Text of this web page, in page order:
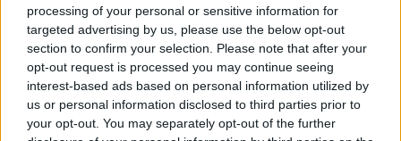
processing of your personal or sensitive information for
targeted advertising by us, please use the below opt-out
section to confirm your selection. Please note that after your
opt-out request is processed you may continue seeing
interest-based ads based on personal information utilized by
us or personal information disclosed to third parties prior to
your opt-out. You may separately opt-out of the further
moeilijker om een betaalbare woning te vinden. Dit
kan op lange termijn leiden tot een vergrijzingvan
de bevolking in stedelijke gebieden, waar jongere
generaties worden uitgesloten.
Toekomstige vooruitzichten